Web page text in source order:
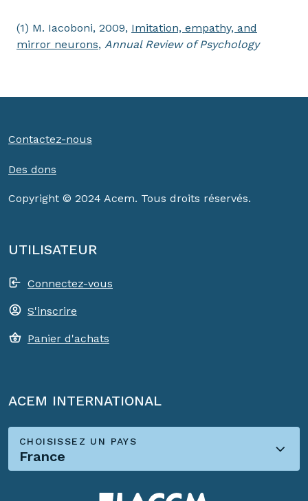
(1) M. Iacoboni, 2009, Imitation, empathy, and
mirror neurons, Annual Review of Psychology
Contactez-nous
Des dons
Copyright © 2024 Acem. Tous droits réservés.
UTILISATEUR
Connectez-vous
S'inscrire
Panier d'achats
ACEM INTERNATIONAL
CHOISISSEZ UN PAYS
France